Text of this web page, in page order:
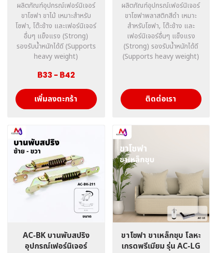
ผลิตภัณฑ์อุปกรณ์เฟอร์นิเจอร์
ขาโซฟา ขาไม้ เหมาะสำหรับ
โซฟา, โต๊ะข้าง และเฟอร์นิเจอร์
อื่นๆ แข็งแรง (Strong)
รองรับน้ำหนักได้ดี (Supports
heavy weight)
฿33 - ฿42
เพิ่มลงตะกร้า
ผลิตภัณฑ์อุปกรณ์เฟอร์นิเจอร์
ขาโซฟาพลาสติกสีดำ เหมาะ
สำหรับโซฟา, โต๊ะข้าง และ
เฟอร์นิเจอร์อื่นๆ แข็งแรง
(Strong) รองรับน้ำหนักได้ดี
(Supports heavy weight)
ติดต่อเรา
AC-BK บานพับสปริง
อุปกรณ์เฟอร์นิเจอร์
ขาโซฟา ขาเหล็กชุบ โลหะ
เกรดพรีเมียม รุ่น AC-LG